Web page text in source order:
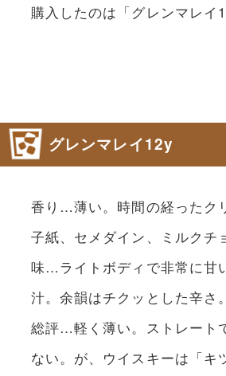
購入したのは「グレンマレイ
グレンマレイ12y
香り…薄い。時間の経ったク
子紙、セメダイン、ミルクチ
味…ライトボディで非常に甘
汁。余韻はチクッとした辛さ。
総評…軽く薄い。ストレート
ない。が、ウイスキーは「キ